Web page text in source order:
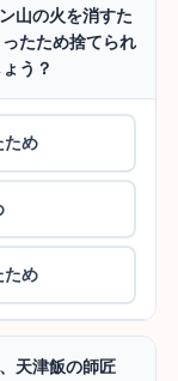
山の火を消すた
たため捨てられ
う？
ため
ため
天津飯の師匠